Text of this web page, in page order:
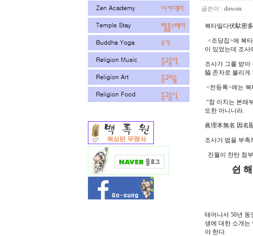
글쓴이 : dowon
복타밀다伏馱密
<조당집>에 복
이 있었는데 조사
조사가 그를 받아
脇 존자로 불리게
<전등록>에는
“참 이치는 본래
또한 아니니라.
眞理本無名 因名
조사가 법을 부촉
진월이 찬탄 첨
쉰
스승을
출가와
태어나서 50년 동
생에 대한 소개는
야 한다.